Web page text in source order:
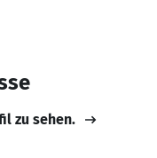
zu sehen.